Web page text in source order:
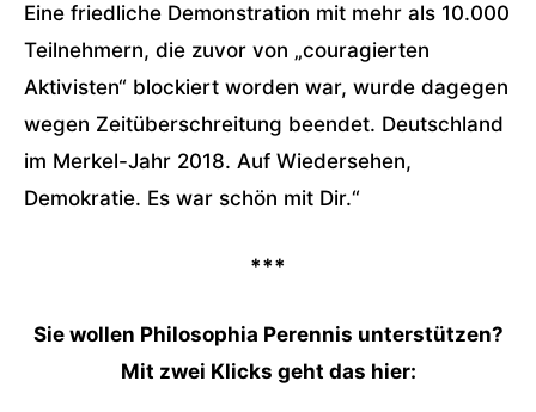
Eine friedliche Demonstration mit mehr als 10.000
Teilnehmern, die zuvor von „couragierten
Aktivisten“ blockiert worden war, wurde dagegen
wegen Zeitüberschreitung beendet. Deutschland
im Merkel-Jahr 2018. Auf Wiedersehen,
Demokratie. Es war schön mit Dir.“
***
Sie wollen Philosophia Perennis unterstützen?
Mit zwei Klicks geht das hier: